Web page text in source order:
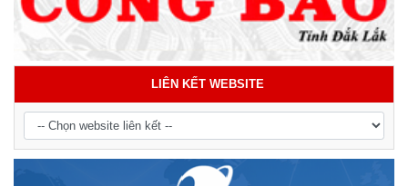
LIÊN KẾT WEBSITE